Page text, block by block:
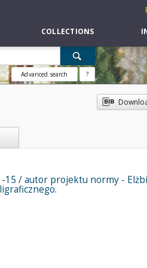
COLLECTIONS
Advanced search ?
/ autor projektu normy -